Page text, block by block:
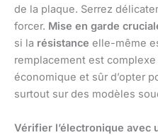
de la plaque. Serrez
forcer. Mise en garde
si la résistance elle-même
remplacement est
économique et sûr d’opter
surtout sur des modèles
Vérifier l’électronique avec